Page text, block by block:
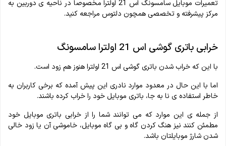
تعمیرات موبایل سامسونگ اس 21 اولترا مخصوصا در ناحیه ی دوربین به
مرکز پیشرفته و تخصصی همچون دلتوس مراجعه کنید.
خرابی باتری گوشی اس 21 اولترا سامسونگ
با این که خراب شدن باتری گوشی اس 21 اولترا هنوز هم زود است.
اما با این حال در معدود موارد نادری این پیش آمده که برخی کاربران به
خاطر استفاده ی نا به جا، باتری موبایل خود را خراب کرده باشند.
از جمله ی این موارد که می توانند شما را از خرابی باتری موبایل خود
مطمئن کنند نیز هنگ کردن گاه و بی گاه موبایل، خاموشی آن یا زود خالی
شدن شارژ موبایلتان باشد.